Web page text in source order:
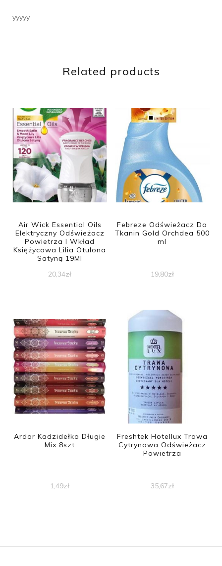
yyyyy
Related products
Air Wick Essential Oils
Elektryczny Odświeżacz
Powietrza I Wkład
Księżycowa Lilia Otulona
Satyną 19Ml
20,34zł
Febreze Odświeżacz Do
Tkanin Gold Orchdea 500
ml
19,80zł
Ardor Kadzidełko Długie
Mix 8szt
1,49zł
Freshtek Hotellux Trawa
Cytrynowa Odświeżacz
Powietrza
35,67zł